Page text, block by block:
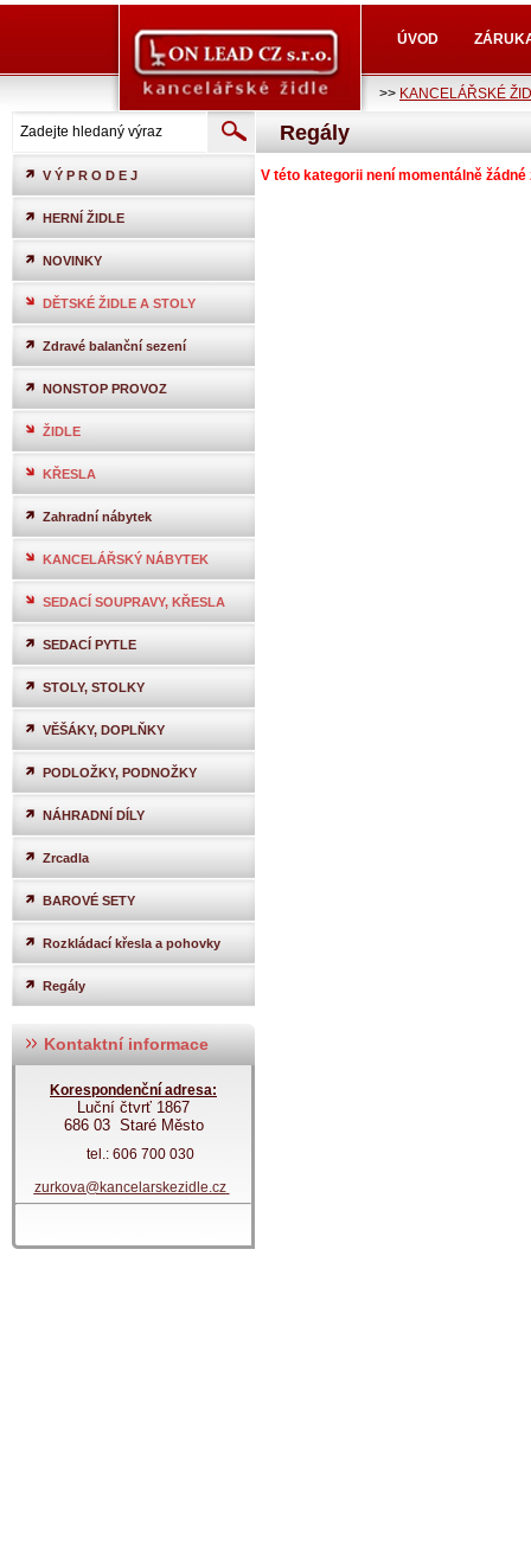
ÚVOD
>> KANCELÁŘSKÉ
V Ý P R O D E J
HERNÍ ŽIDLE
NOVINKY
DĚTSKÉ ŽIDLE A STOLY
Zdravé balanční sezení
NONSTOP PROVOZ
ŽIDLE
KŘESLA
Zahradní nábytek
KANCELÁŘSKÝ NÁBYTEK
SEDACÍ SOUPRAVY, KŘESLA
SEDACÍ PYTLE
STOLY, STOLKY
VĚŠÁKY, DOPLŇKY
PODLOŽKY, PODNOŽKY
NÁHRADNÍ DÍLY
Zrcadla
BAROVÉ SETY
Rozkládací křesla a pohovky
Regály
Kontaktní informace
Korespondenční adresa:
Luční čtvrť 1867
686 03 Staré Město
tel.: 606 700 030
zurkova@kancelarskezidle.cz
Regály
V této kategorii není momentálně žádné